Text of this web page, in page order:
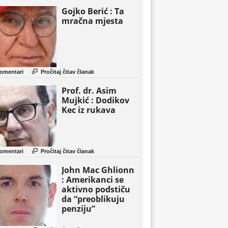
Gojko Berić : Ta
mračna mjesta
 Pročitaj čitav članak
Prof. dr. Asim
Mujkić : Dodikov
Kec iz rukava
 Pročitaj čitav članak
John Mac Ghlionn
: Amerikanci se
aktivno podstiču
da “preoblikuju
penziju”